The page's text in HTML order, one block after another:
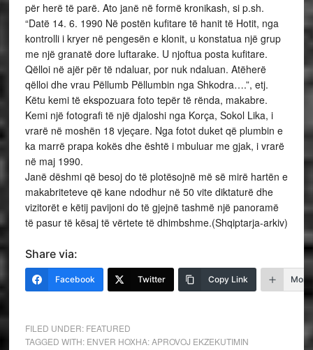
për herë të parë. Ato janë në formë kronikash, si p.sh.
“Datë 14. 6. 1990 Në postën kufitare të hanit të Hotit, nga
kontrolli i kryer në pengesën e klonit, u konstatua një grup
me një granatë dore luftarake. U njoftua posta kufitare.
Qëlloi në ajër për të ndaluar, por nuk ndaluan. Atëherë
qëlloi dhe vrau Pëllumb Pëllumbin nga Shkodra….”, etj.
Këtu kemi të ekspozuara foto tepër të rënda, makabre.
Kemi një fotografi të një djaloshi nga Korça, Sokol Lika, i
vrarë në moshën 18 vjeçare. Nga fotot duket që plumbin e
ka marrë prapa kokës dhe është i mbuluar me gjak, i vrarë
në maj 1990.
Janë dëshmi që besoj do të plotësojnë më së mirë hartën e
makabriteteve që kane ndodhur në 50 vite diktaturë dhe
vizitorët e këtij pavijoni do të gjejnë tashmë një panoramë
të pasur të kësaj të vërtete të dhimbshme.(Shqiptarja-arkiv)
Share via:
Facebook Twitter Copy Link More
FILED UNDER: FEATURED
TAGGED WITH: ENVER HOXHA: APROVOJ EKZEKUTIMIN